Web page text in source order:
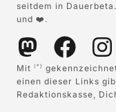
seitdem in
und ❤️.
Mit (*)
einen dieser Links
Redaktionskasse,